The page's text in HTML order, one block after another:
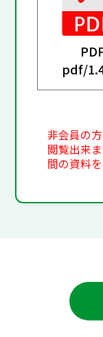
pdf/
非会員の
閲覧出来
間の資料